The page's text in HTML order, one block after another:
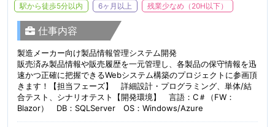
駅から徒歩5分以内
6ヶ月以上 残業少なめ（20H以下）
仕事内容
製造メーカー向け製品情報管理システム開発
販売済み製品情報や販売履歴を一元管理し、各製品の保守情報を迅
速かつ正確に把握できるWebシステム構築のプロジェクトに参画頂
きます！【担当フェーズ】 詳細設計・プログラミング、単体/結
合テスト、シナリオテスト【開発環境】 言語：C＃（FW：
Blazor） DB：SQLServer OS：Windows/Azure